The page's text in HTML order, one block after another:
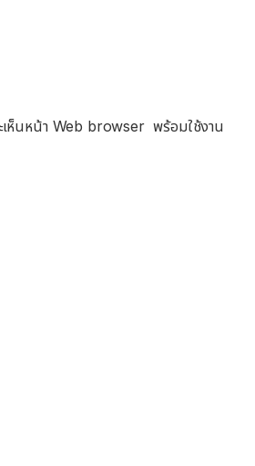
ะเห็นหน้า Web browser พร้อมใช้งาน